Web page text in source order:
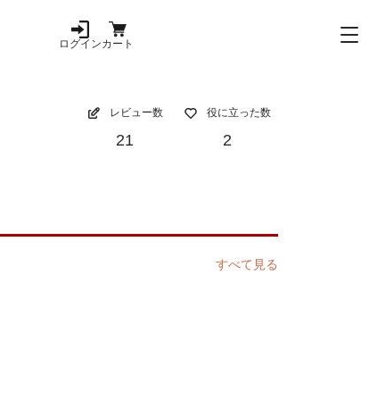
ログインカート
レビュー数
21
役に立った数
2
すべて見る